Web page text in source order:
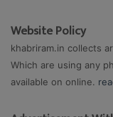
Website Policy
khabriram.in collects
Which are using any
available on online.